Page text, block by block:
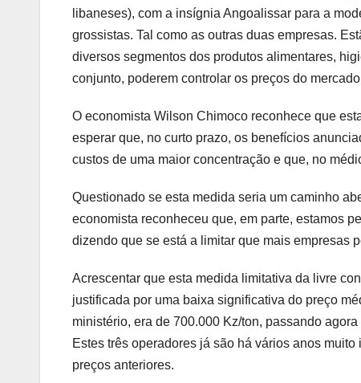
libaneses), com a insígnia Angoalissar para a
grossistas. Tal como as outras duas empresas.
diversos segmentos dos produtos alimentares,
conjunto, poderem controlar os preços do
O economista Wilson Chimoco reconhece que
esperar que, no curto prazo, os benefícios
custos de uma maior concentração e que, no
Questionado se esta medida seria um caminho
economista reconheceu que, em parte, estamos
dizendo que se está a limitar que mais empresas
Acrescentar que esta medida limitativa da livre
justificada por uma baixa significativa do preço
ministério, era de 700.000 Kz/ton, passando
Estes três operadores já são há vários anos
preços anteriores.